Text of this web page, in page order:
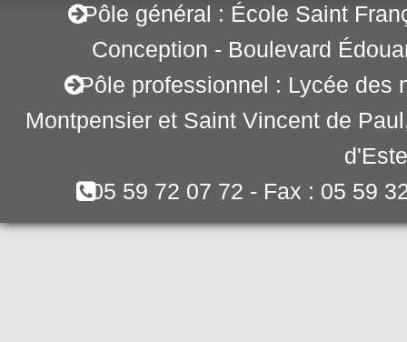
Pôle général : École Saint
Conception - Boulevard
Pôle professionnel : Lycée des
Montpensier et Saint Vincent de
05 59 72 07 72 - Fax : 05 59